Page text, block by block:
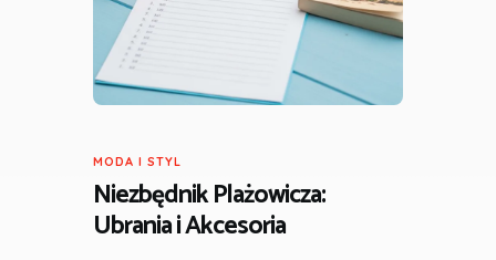
MODA I STYL
Niezbędnik Plażowicza:
Ubrania i Akcesoria